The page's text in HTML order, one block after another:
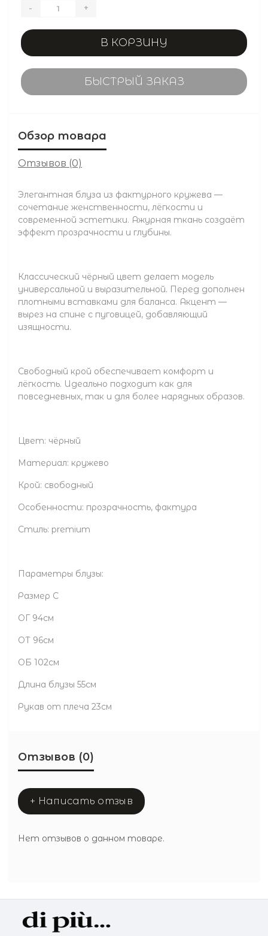
- +
В КОРЗИНУ
БЫСТРЫЙ ЗАКАЗ
Обзор товара
Отзывов (0)
Элегантная блуза из фактурного кружева —
сочетание женственности, лёгкости и
современной эстетики. Ажурная ткань создаёт
эффект прозрачности и глубины.
Классический чёрный цвет делает модель
универсальной и выразительной. Перед дополнен
плотными вставками для баланса. Акцент —
вырез на спине с пуговицей, добавляющий
изящности.
Свободный крой обеспечивает комфорт и
лёгкость. Идеально подходит как для
повседневных, так и для более нарядных образов.
Цвет: чёрный
Материал: кружево
Крой: свободный
Особенности: прозрачность, фактура
Стиль: premium
Параметры блузы:
Размер С
ОГ 94см
ОТ 96см
ОБ 102см
Длина блузы 55см
Рукав от плеча 23см
Отзывов (0)
+ Написать отзыв
Нет отзывов о данном товаре.